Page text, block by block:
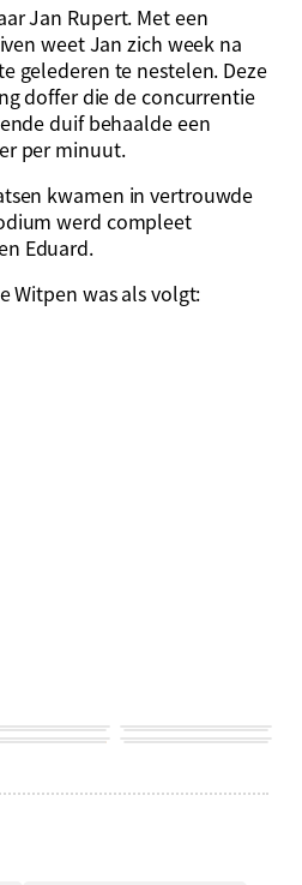
Jan Rupert. Met een
weet Jan zich week na
gelederen te nestelen. Deze
doffer die de concurrentie
duif behaalde een
per minuut.
kwamen in vertrouwde
werd compleet
Eduard.
Witpen was als volgt: